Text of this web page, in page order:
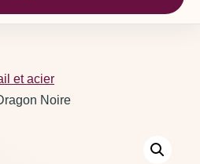
et acier
Noire